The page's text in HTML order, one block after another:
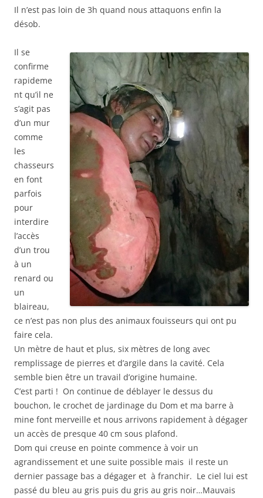
Il n’est pas loin de 3h quand nous attaquons enfin la
désob.
Il se
confirme
rapideme
nt qu’il ne
s’agit pas
d’un mur
comme
les
chasseurs
en font
parfois
pour
interdire
l’accès
d’un trou
à un
renard ou
un
blaireau,
ce n’est pas non plus des animaux fouisseurs qui ont pu
faire cela.
Un mètre de haut et plus, six mètres de long avec
remplissage de pierres et d’argile dans la cavité. Cela
semble bien être un travail d’origine humaine.
C’est parti ! On continue de déblayer le dessus du
bouchon, le crochet de jardinage du Dom et ma barre à
mine font merveille et nous arrivons rapidement à dégager
un accès de presque 40 cm sous plafond.
Dom qui creuse en pointe commence à voir un
agrandissement et une suite possible mais il reste un
dernier passage bas a dégager et à franchir. Le ciel lui est
passé du bleu au gris puis du gris au gris noir…Mauvais